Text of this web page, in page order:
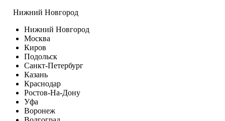
Нижний Новгород
Нижний Новгород
Москва
Киров
Подольск
Санкт-Петербург
Казань
Краснодар
Ростов-На-Дону
Уфа
Воронеж